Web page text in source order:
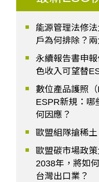
能源管理法修
戶為何排除？
永續報告書申
色收入可望替
數位產品護照
ESPR新規：哪
何因應？
歐盟組隊搶稀
歐盟碳市場政
2038年，將如
台灣出口業？